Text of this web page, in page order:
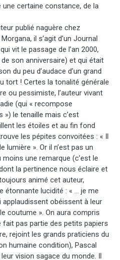
certaine constance, de la
publié naguère chez
il s’agit d’un Journal
vit le passage de l’an 2000,
de son anniversaire) et qui était
du peu d’audace d’un grand
tort ! Certes la tonalité générale
ou pessimiste, l’auteur vivant
(qui « recompose
») le tenaille mais c’est
les étoiles et au fin fond
les pépites convoitées : « Il
lumière ». Or il n’est pas un
une remarque (c’est le
la pertinence nous éclaire et
animé cet auteur,
étonnante lucidité : « … je me
obéissent à leur
coutume ». On aura compris
fait pas partie des petits papiers
rejoint les grands praticiens du
humaine condition), Pascal
vision sagace du monde. Il